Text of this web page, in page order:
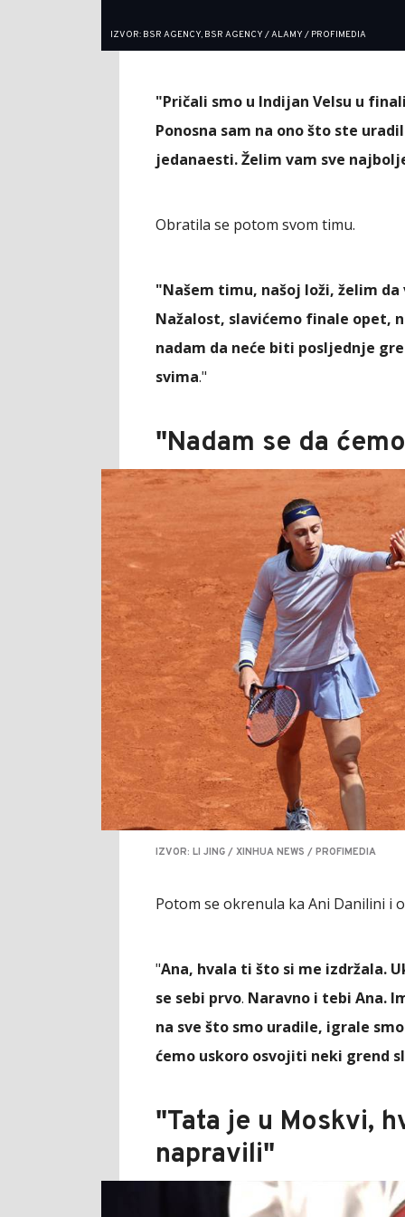
IZVOR: BSR AGENCY, BSR AGENCY / ALAMY / PROFIMEDIA
"Pričali smo u Indijan Velsu u
Ponosna sam na ono što ste
jedanaesti. Želim vam sve
Obratila se potom svom timu.
"Našem timu, našoj loži, želim
Nažalost, slavićemo finale opet,
nadam da neće biti posljednje
svima."
"Nadam se da
IZVOR: LI JING / XINHUA NEWS / PROFIMEDIA
Potom se okrenula ka Ani Danilini i
"Ana, hvala ti što si me izdržala.
se sebi prvo. Naravno i tebi Ana.
na sve što smo uradile, igrale
ćemo uskoro osvojiti neki grend
"Tata je u Moskvi,
napravili"